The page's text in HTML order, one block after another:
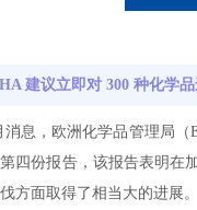
建议立即对 300 种化学
消息，欧洲化学品管理局（
四份报告，该报告表明在
方面取得了相当大的进展。